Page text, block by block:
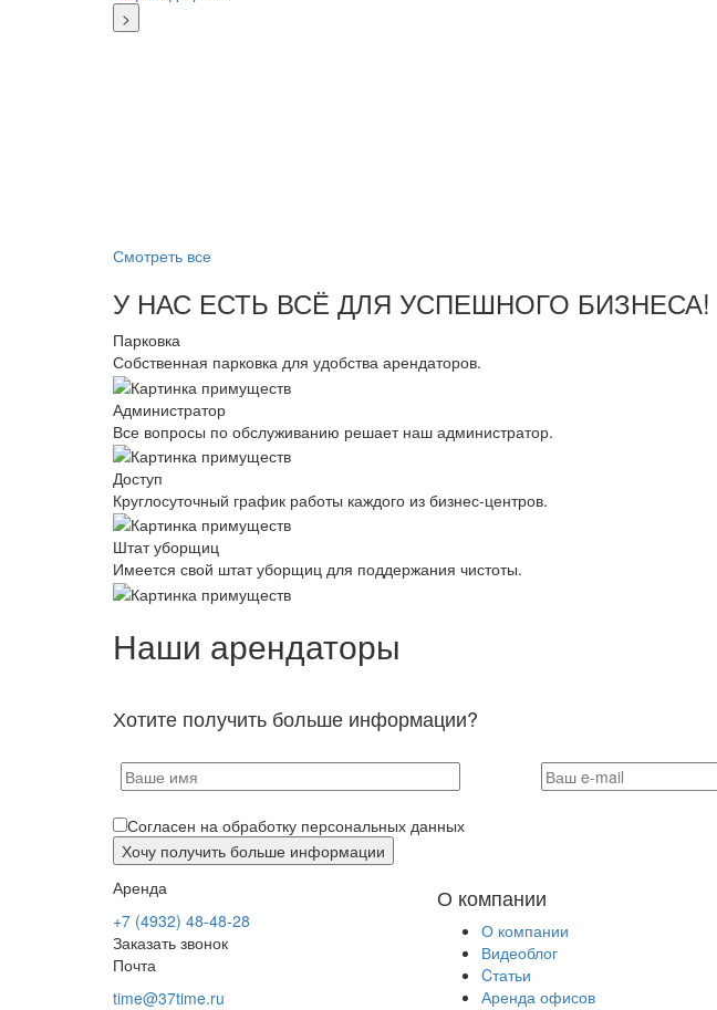
>
Смотреть все
У НАС ЕСТЬ ВСЁ ДЛЯ УСПЕШНОГО БИЗНЕСА!
Парковка
Собственная парковка для удобства арендаторов.
Администратор
Все вопросы по обслуживанию решает наш администратор.
Доступ
Круглосуточный график работы каждого из бизнес-центров.
Штат уборщиц
Имеется свой штат уборщиц для поддержания чистоты.
Наши арендаторы
Хотите получить больше информации?
Согласен на обработку персональных данных
Аренда
+7 (4932) 48-48-28
Заказать звонок
Почта
time@37time.ru
О компании
О компании
Видеоблог
Cтатьи
Аренда офисов